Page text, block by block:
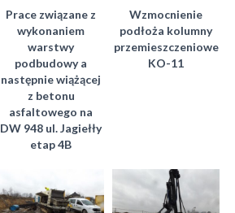
Prace związane z
wykonaniem
warstwy
podbudowy a
następnie wiążącej
z betonu
asfaltowego na
DW 948 ul. Jagiełły
etap 4B
Wzmocnienie
podłoża kolumny
przemieszczeniowe
KO-11